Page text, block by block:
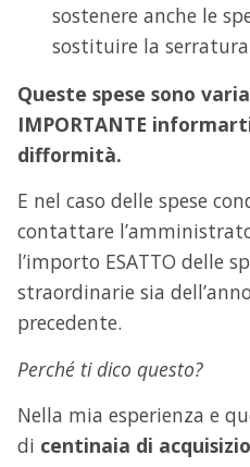
sostenere anche le
sostituire la
Queste spese sono
IMPORTANTE
difformità.
E nel caso delle spese
contattare
l’importo ESATTO delle
straordinarie sia
precedente.
Perché ti dico questo?
Nella mia esperienza e
di centinaia di